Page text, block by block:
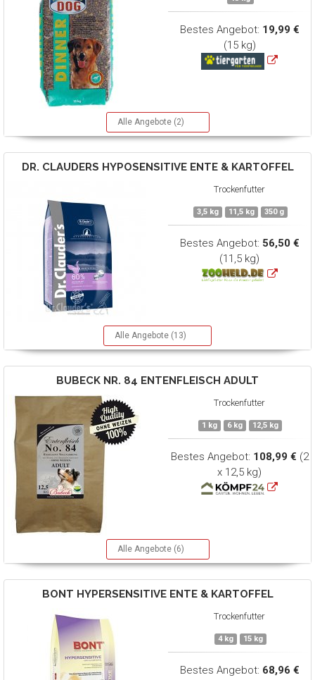
Bestes Angebot: 19,99 €
(15 kg)
Alle Angebote (2)
DR. CLAUDERS HYPOSENSITIVE ENTE & KARTOFFEL
Trockenfutter
3,5 kg 11,5 kg 350 g
Bestes Angebot: 56,50 €
(11,5 kg)
Alle Angebote (13)
BUBECK NR. 84 ENTENFLEISCH ADULT
Trockenfutter
1 kg 6 kg 12,5 kg
Bestes Angebot: 108,99 € (2
x 12,5 kg)
Alle Angebote (6)
BONT HYPERSENSITIVE ENTE & KARTOFFEL
Trockenfutter
4 kg 15 kg
Bestes Angebot: 68,96 €